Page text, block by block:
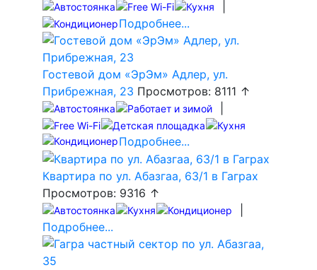
Подробнее...
Гостевой дом «ЭрЭм» Адлер, ул.
Прибрежная, 23 Просмотров: 8111 ↑
Подробнее...
Квартира по ул. Абазгаа, 63/1 в Гаграх
Просмотров: 9316 ↑
Подробнее...